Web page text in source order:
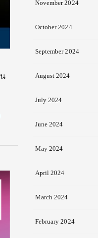
November 2024
October 2024
September 2024
August 2024
July 2024
June 2024
May 2024
April 2024
March 2024
February 2024